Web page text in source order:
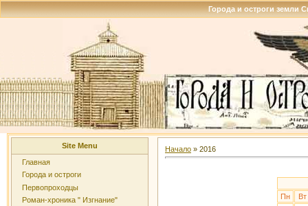
Города и остроги земли
Site Menu
Главная
Города и остроги
Первопроходцы
Роман-хроника " Изгнание"
Начало » 2016
Пн
Вт